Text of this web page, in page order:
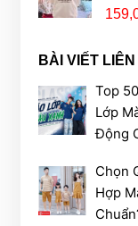
BÀI VIẾT
Top
Lớp
Động
Chọn
Hợp